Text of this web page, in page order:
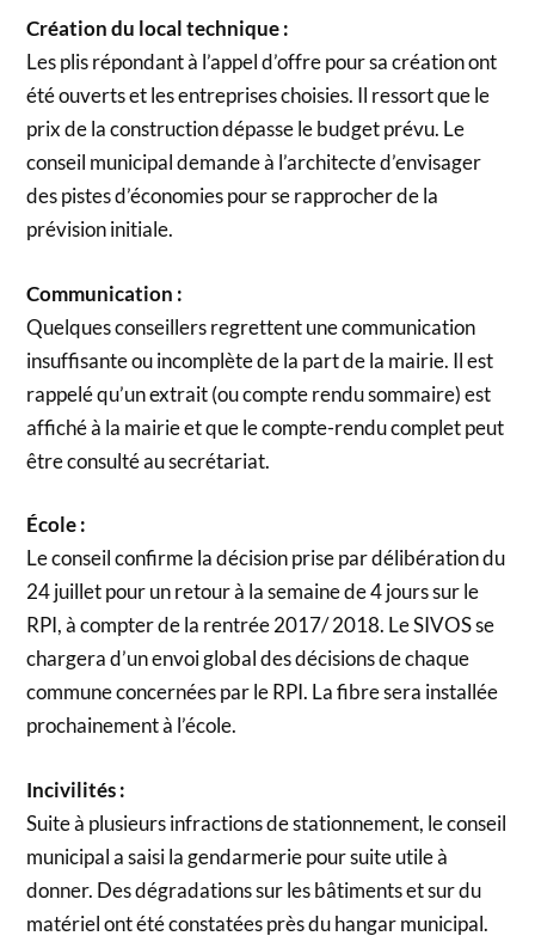
Création du local technique :
Les plis répondant à l’appel d’offre pour sa création ont
été ouverts et les entreprises choisies. Il ressort que le
prix de la construction dépasse le budget prévu. Le
conseil municipal demande à l’architecte d’envisager
des pistes d’économies pour se rapprocher de la
prévision initiale.
Communication :
Quelques conseillers regrettent une communication
insuffisante ou incomplète de la part de la mairie. Il est
rappelé qu’un extrait (ou compte rendu sommaire) est
affiché à la mairie et que le compte-rendu complet peut
être consulté au secrétariat.
École :
Le conseil confirme la décision prise par délibération du
24 juillet pour un retour à la semaine de 4 jours sur le
RPI, à compter de la rentrée 2017/ 2018. Le SIVOS se
chargera d’un envoi global des décisions de chaque
commune concernées par le RPI. La fibre sera installée
prochainement à l’école.
Incivilités :
Suite à plusieurs infractions de stationnement, le conseil
municipal a saisi la gendarmerie pour suite utile à
donner. Des dégradations sur les bâtiments et sur du
matériel ont été constatées près du hangar municipal.